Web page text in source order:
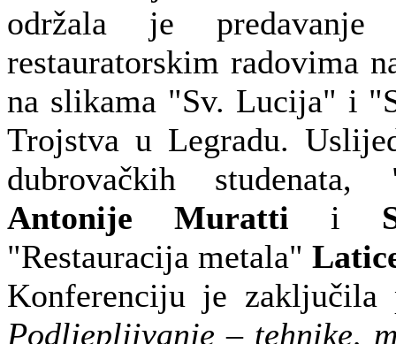
održala je predavanje
restauratorskim radovima
na slikama "Sv. Lucija" i
Trojstva u Legradu.
dubrovačkih studenata,
Antonije Muratti i
"Restauracija metala"
Konferenciju je zaključila
Podljepljivanje – tehnike,